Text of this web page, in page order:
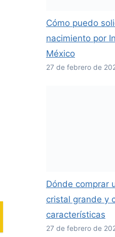
Cómo puedo
nacimiento por
México
27 de febrero de
Dónde comprar
cristal grande y
características
27 de febrero de